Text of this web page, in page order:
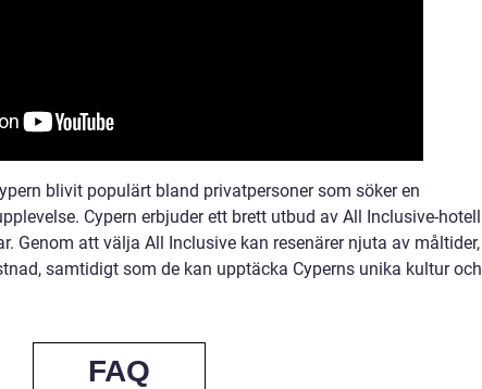
blivit populärt bland privatpersoner som söker en
Cypern erbjuder ett brett utbud av All Inclusive-hotell
Genom att välja All Inclusive kan resenärer njuta av måltider,
samtidigt som de kan upptäcka Cyperns unika kultur och
FAQ